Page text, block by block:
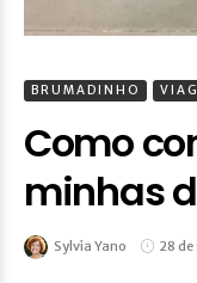
BRUMADINHO
Como
minhas
Sylvia Yano 28